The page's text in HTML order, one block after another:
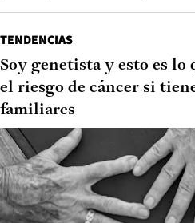
TENDENCIAS
Soy genetista y esto es lo
el riesgo de cáncer si
familiares